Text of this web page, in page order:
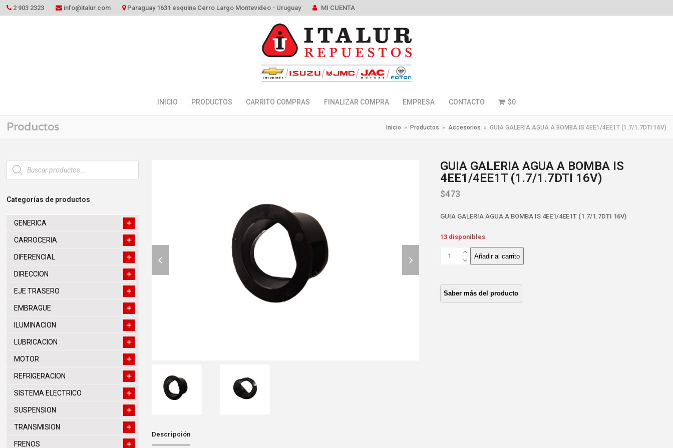
2 903 2323 info@italur.com Paraguay 1631 esquina Cerro Largo Montevideo - Uruguay MI CUENTA
INICIO PRODUCTOS CARRITO COMPRAS FINALIZAR COMPRA EMPRESA CONTACTO $0
Productos Inicio » Productos » Accesorios » GUIA GALERIA AGUA A BOMBA IS 4EE1/4EE1T (1.7/1.7DTI 16V)
slide
slide
GUIA GALERIA AGUA A BOMBA IS
4EE1/4EE1T (1.7/1.7DTI 16V)
$473
GUIA GALERIA AGUA A BOMBA IS 4EE1/4EE1T (1.7/1.7DTI 16V)
13 disponibles
GUIA
GALERIA
A
BOMBA
IS
Añadir al carrito
Descripción
Búsqueda
de
productos
Categorías de productos
GENERICA
CARROCERIA
DIFERENCIAL
DIRECCION
EJE TRASERO
EMBRAGUE
ILUMINACION
LUBRICACION
MOTOR
REFRIGERACION
SISTEMA ELECTRICO
SUSPENSION
TRANSMISION
FRENOS